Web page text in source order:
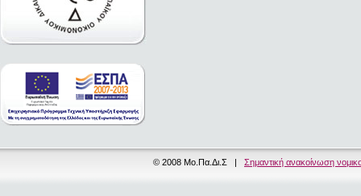
© 2008 Μο.Πα.Δι.Σ | Σημαντική ανακοίνωση